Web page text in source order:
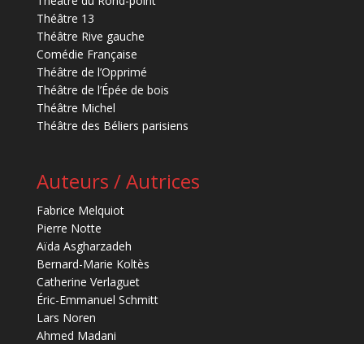
Théâtre 13
Théâtre Rive gauche
Comédie Française
Théâtre de l’Opprimé
Théâtre de l’Épée de bois
Théâtre Michel
Théâtre des Béliers parisiens
Auteurs / Autrices
Fabrice Melquiot
Pierre Notte
Aïda Asgharzadeh
Bernard-Marie Koltès
Catherine Verlaguet
Éric-Emmanuel Schmitt
Lars Noren
Ahmed Madani